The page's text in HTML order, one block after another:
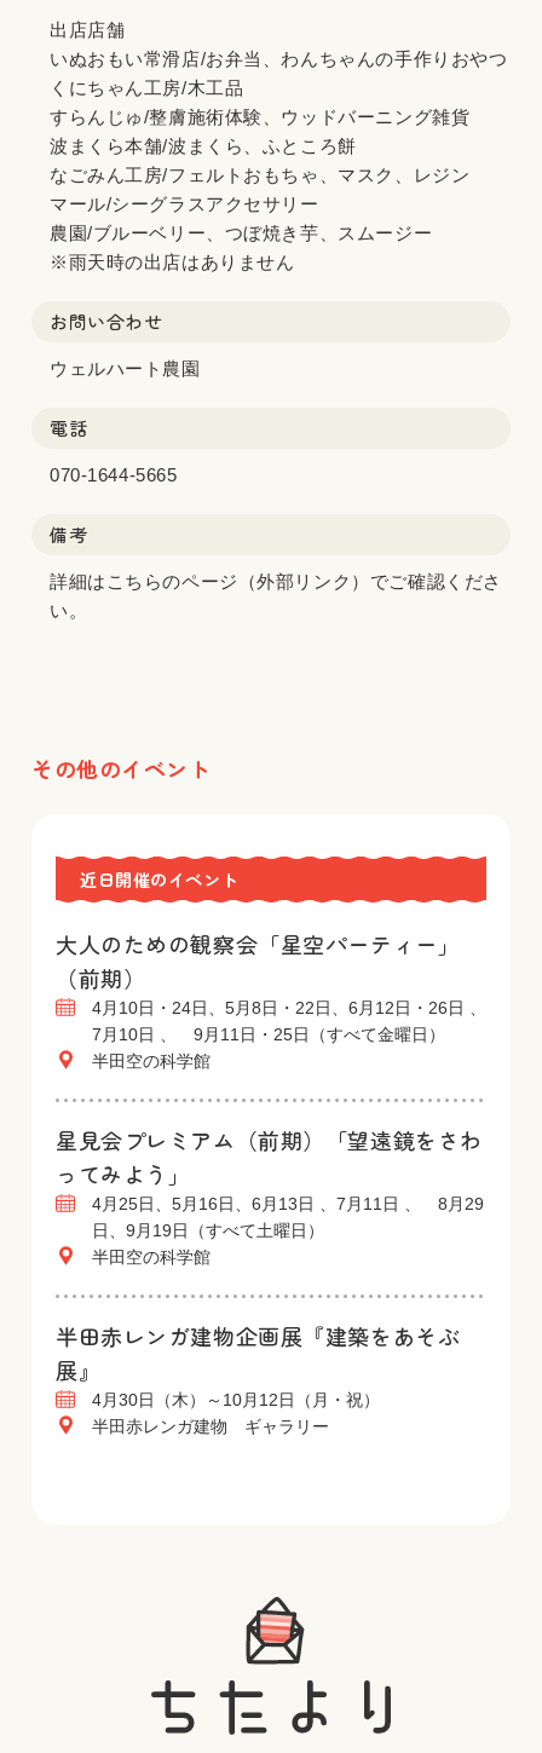
出店店舗
いぬおもい常滑店/お弁当、わんちゃんの手作りおやつ
くにちゃん工房/木工品
すらんじゅ/整膚施術体験、ウッドバーニング雑貨
波まくら本舗/波まくら、ふところ餅
なごみん工房/フェルトおもちゃ、マスク、レジン
マール/シーグラスアクセサリー
農園/ブルーベリー、つぼ焼き芋、スムージー
※雨天時の出店はありません
お問い合わせ
ウェルハート農園
電話
070-1644-5665
備考
詳細は こちらのページ（外部リンク） でご確認くださ
い。
その他のイベント
近日開催のイベント
大人のための観察会「星空パーティー」
（前期）
4月10日・24日、5月8日・22日、6月12日・26日 、
7月10日 、 9月11日・25日（すべて金曜日）
半田空の科学館
星見会プレミアム（前期）「望遠鏡をさわ
ってみよう」
4月25日、5月16日、6月13日 、7月11日 、 8月29
日、9月19日（すべて土曜日）
半田空の科学館
半田赤レンガ建物企画展『建築をあそぶ
展』
4月30日（木）～10月12日（月・祝）
半田赤レンガ建物 ギャラリー